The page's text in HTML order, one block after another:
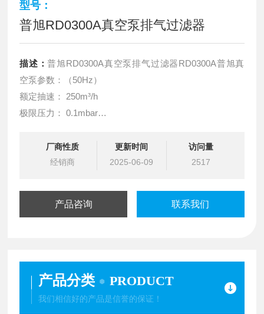
型号：
普旭RD0300A真空泵排气过滤器
描述：普旭RD0300A真空泵排气过滤器RD0300A普旭真
空泵参数：（50Hz）
额定抽速： 250m³/h
极限压力： 0.1mbar
电压： 380V
电机额定转速： 1500r/min
厂商性质
经销商
更新时间
2025-06-09
访问量
2517
产品咨询 联系我们
产品分类 PRODUCT
我们相信好的产品是信誉的保证！